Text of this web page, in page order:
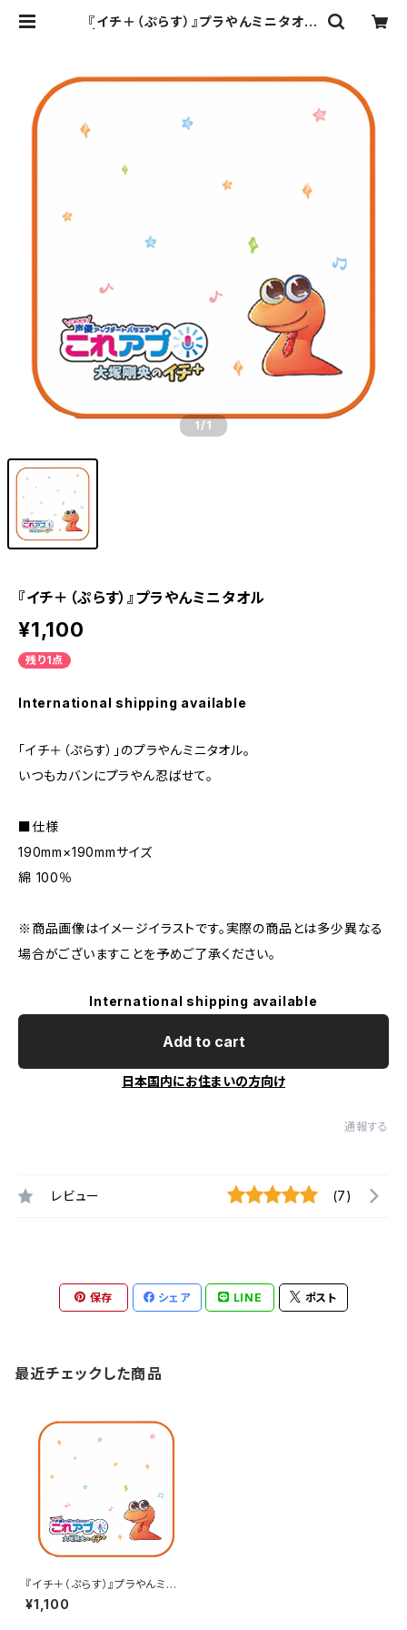
『イチ＋（ぷらす）』プラやんミニタオル
1 /1
『イチ＋（ぷらす）』プラやんミニタオル
¥1,100
残り1点
International shipping available
「イチ＋（ぷらす）」のプラやんミニタオル。
いつもカバンにプラやん忍ばせて。
■仕様
190mm×190mmサイズ
綿 100％
※商品画像はイメージイラストです。実際の商品とは多少異なる
場合がございますことを予めご了承ください。
International shipping available
Add to cart
日本国内にお住まいの方向け
通報する
レビュー (7)
保存 シェア LINE ポスト
最近チェックした商品
『イチ＋（ぷらす）』プラやんミニタ
オル
¥1,100